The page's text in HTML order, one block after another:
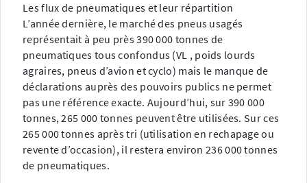
Les flux de pneumatiques et leur répartition
L’année dernière, le marché des pneus usagés
représentait à peu près 390 000 tonnes de
pneumatiques tous confondus (VL , poids lourds
agraires, pneus d’avion et cyclo) mais le manque de
déclarations auprès des pouvoirs publics ne permet
pas une référence exacte. Aujourd’hui, sur 390 000
tonnes, 265 000 tonnes peuvent être utilisées. Sur ces
265 000 tonnes après tri (utilisation en rechapage ou
revente d’occasion), il restera environ 236 000 tonnes
de pneumatiques.